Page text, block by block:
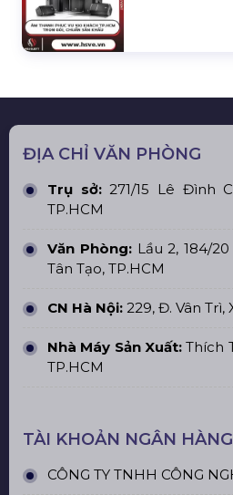
ĐỊA CHỈ VĂN PHÒNG
Trụ sở:271/15 Lê Đình
TP.HCM
Văn Phòng:Lầu 2, 184/
Tân Tạo, TP.HCM
CN Hà Nội: 229, Đ. Vân Trì,
Nhà Máy Sản Xuất: Thích
TP.HCM
TÀI KHOẢN NGÂN HÀNG
CÔNG TY TNHH CÔNG